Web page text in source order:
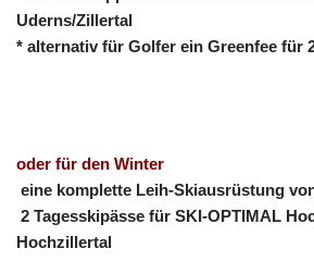
Uderns/Zillertal
* alternativ für Golfer ein Greenfee für
oder für den Winter
eine komplette Leih-Skiausrüstung
2 Tagesskipässe für SKI-OPTIMAL
Hochzillertal